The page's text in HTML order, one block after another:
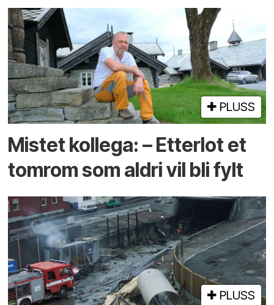
PLUSS
Mistet kollega: – Etterlot et
tomrom som aldri vil bli fylt
PLUSS